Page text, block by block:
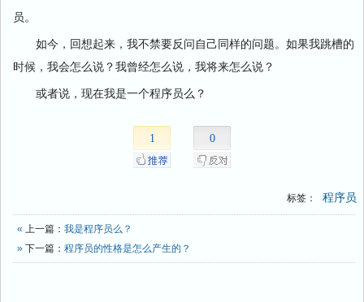
员。
如今，回想起来，我不禁要反问自己同样的问题。如果我跳槽的
时候，我会怎么说？我曾经怎么说，我将来怎么说？
或者说，现在我是一个程序员么？
1 0
标签： 程序员
« 上一篇： 我是程序员么？
» 下一篇： 程序员的性格是怎么产生的？